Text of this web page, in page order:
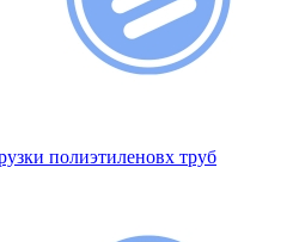
полиэтиленовх труб